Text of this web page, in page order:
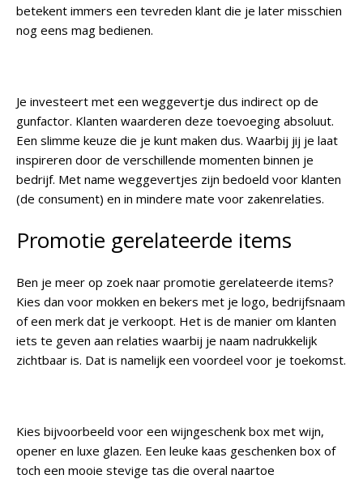
betekent immers een tevreden klant die je later misschien
nog eens mag bedienen.
Je investeert met een weggevertje dus indirect op de
gunfactor. Klanten waarderen deze toevoeging absoluut.
Een slimme keuze die je kunt maken dus. Waarbij jij je laat
inspireren door de verschillende momenten binnen je
bedrijf. Met name weggevertjes zijn bedoeld voor klanten
(de consument) en in mindere mate voor zakenrelaties.
Promotie gerelateerde items
Ben je meer op zoek naar promotie gerelateerde items?
Kies dan voor mokken en bekers met je logo, bedrijfsnaam
of een merk dat je verkoopt. Het is de manier om klanten
iets te geven aan relaties waarbij je naam nadrukkelijk
zichtbaar is. Dat is namelijk een voordeel voor je toekomst.
Kies bijvoorbeeld voor een wijngeschenk box met wijn,
opener en luxe glazen. Een leuke kaas geschenken box of
toch een mooie stevige tas die overal naartoe